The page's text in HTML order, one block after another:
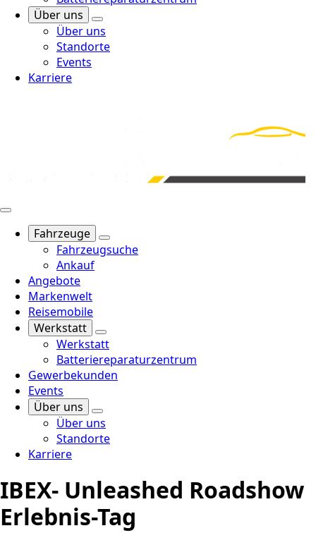
Über uns
Über uns
Standorte
Events
Karriere
Fahrzeuge
Fahrzeugsuche
Ankauf
Angebote
Markenwelt
Reisemobile
Werkstatt
Werkstatt
Batteriereparaturzentrum
Gewerbekunden
Events
Über uns
Über uns
Standorte
Karriere
IBEX- Unleashed Roadshow
Erlebnis-Tag